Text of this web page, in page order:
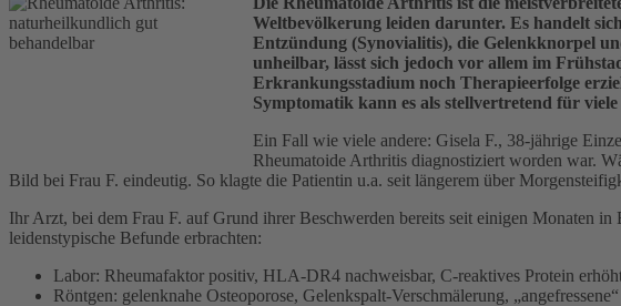
Weltbevölkerung leiden darunter. Es handelt
Entzündung (Synovialitis), die Gelenkknorpel
unheilbar, lässt sich jedoch vor allem im
Erkrankungsstadium noch Therapieerfolge
Symptomatik kann es als stellvertretend für
Ein Fall wie viele andere: Gisela F., 38-jährige
Rheumatoide Arthritis diagnostiziert worden war.
Bild bei Frau F. eindeutig. So klagte die Patientin u.a. seit längerem über
Ihr Arzt, bei dem Frau F. auf Grund ihrer Beschwerden bereits seit einigen Monaten
leidenstypische Befunde erbrachten:
Labor: Rheumafaktor positiv, HLA-DR4 nachweisbar, C-reaktives Protein
Röntgen: gelenknahe Osteoporose, Gelenkspalt-Verschmälerung,